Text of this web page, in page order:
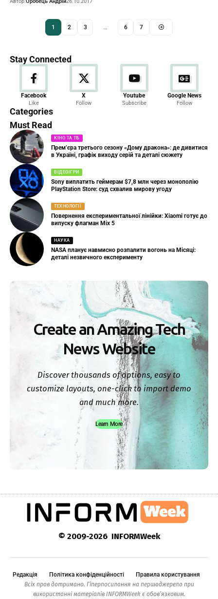
1 2 3 … 6 7
Stay Connected
Facebook
Like
X
Follow
Youtube
Subscribe
Google News
Follow
Categories
Новини
23 Articles
Must Read
КІНО ТА ТБ
Прем’єра третього сезону «Дому дракона»: де дивитися
в Україні, графік виходу серій та деталі сюжету
ВІДЕОІГРИ
Sony виплатить геймерам $7,8 млн через монополію
PlayStation Store: суд схвалив мирову угоду
ТЕХНОЛОГІЇ
Повернення експериментальної лінійки: Xiaomi готує до
випуску флагман Mix 5
НАУКА
NASA планує навмисно розпалити вогонь на Місяці:
деталі незвичного експерименту
Create an Amazing Tech
News Website
Discover thousands of options, easy to
customize layouts, one-click to import demo
and much more.
Learn More
© 2009-2026 INFORMWeek
Редакція Політика конфіденційності
Правила користування
Всіх прав дотримано. Гіперпосилання на першоджерело при
використанні матеріалів INFORMWeek є обов’язковим.